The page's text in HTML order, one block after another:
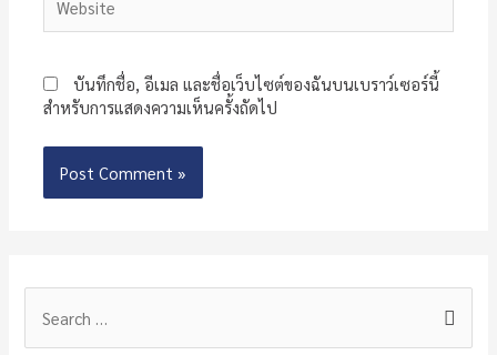
บันทึกชื่อ, อีเมล และชื่อเว็บไซต์ของฉันบนเบราว์เซอร์นี้
สำหรับการแสดงความเห็นครั้งถัดไป